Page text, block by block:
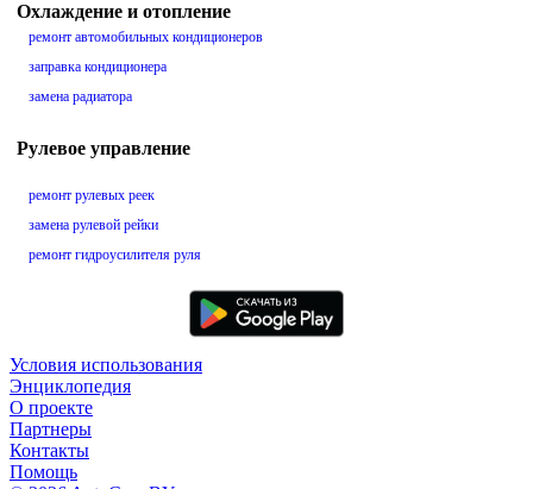
Охлаждение и отопление
ремонт автомобильных кондиционеров
заправка кондиционера
замена радиатора
Рулевое управление
ремонт рулевых реек
замена рулевой рейки
ремонт гидроусилителя руля
Условия использования
Энциклопедия
О проекте
Партнеры
Контакты
Помощь